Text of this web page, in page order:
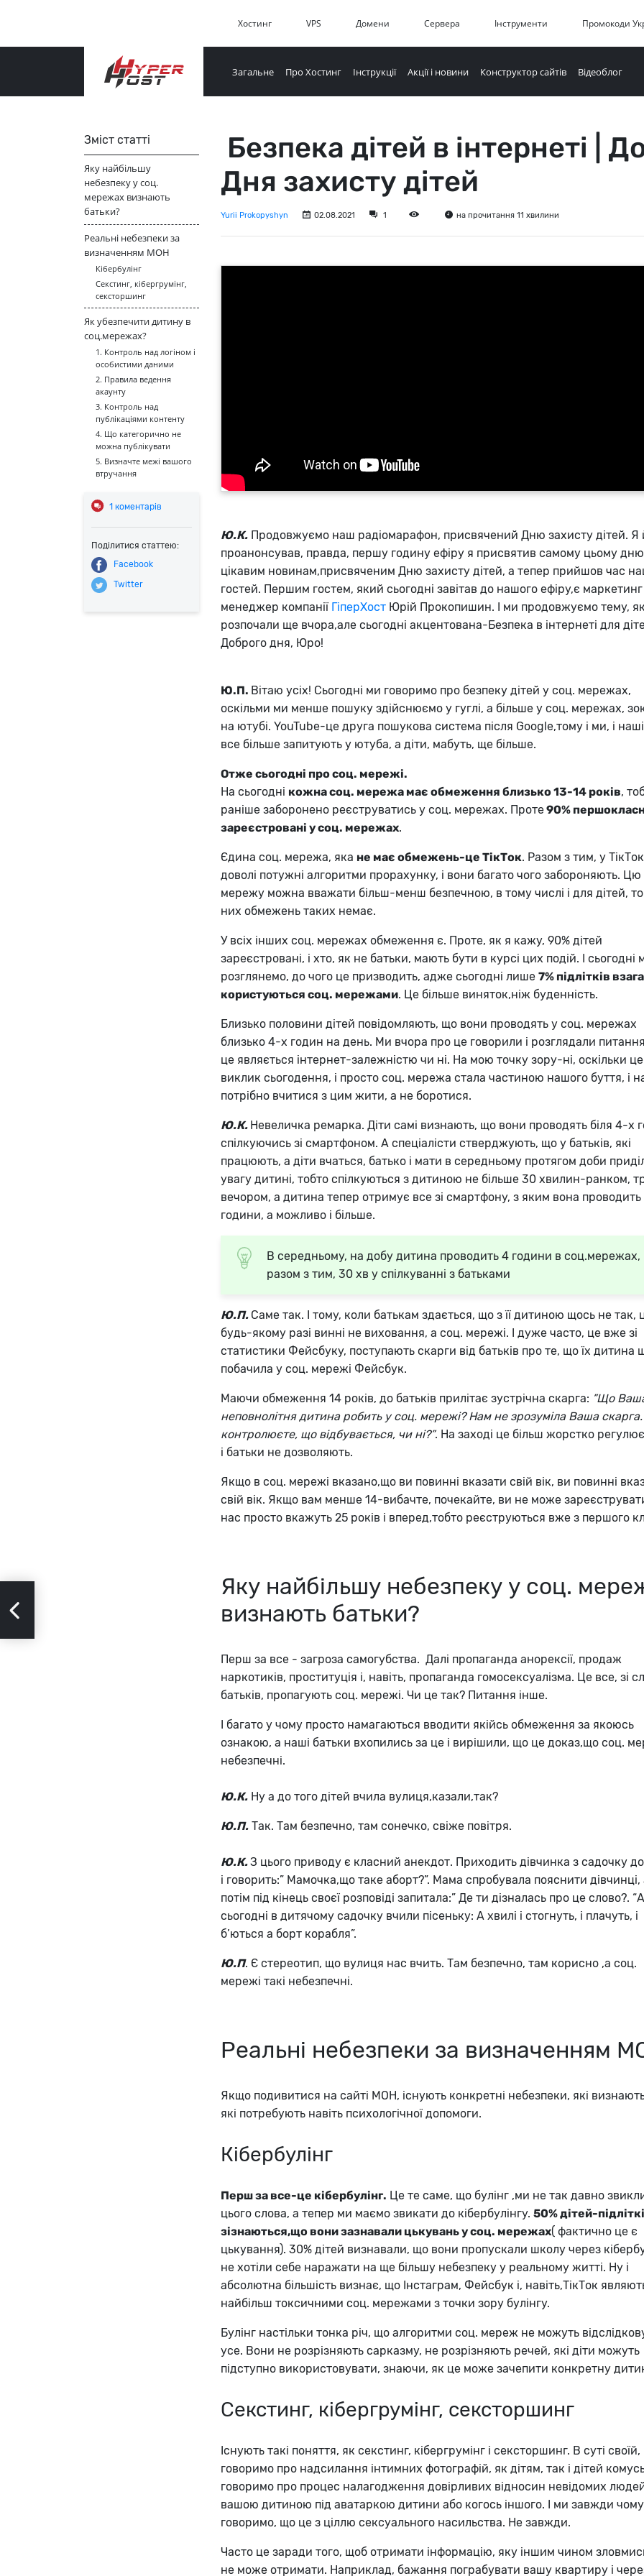
Хостинг VPS Домени Сервера Інструменти Промокоди
Загальне Про Хостинг Інструкції Акції і новини Конструктор сайтів Відеоблог
Зміст статті
Яку найбільшу
небезпеку у соц.
мережах визнають
батьки?
Реальні небезпеки за
визначенням МОН
Кібербулінг
Секстинг, кібергрумінг,
сексторшинг
Як убезпечити дитину в
соц.мережах?
1. Контроль над логіном і
особистими даними
2. Правила ведення
акаунту
3. Контроль над
публікаціями контенту
4. Що категорично не
можна публікувати
5. Визначте межі вашого
втручання
1коментарів
Поділитися статтею:
Facebook
Twitter
Безпека дітей в інтернеті |
Дня захисту дітей
Yurii Prokopyshyn 02.08.2021 1 на прочитання 11 хвилини
Ю.К. Продовжуємо наш радіомарафон, присвячений Дню захисту дітей. Я
проанонсував, правда, першу годину ефіру я присвятив самому цьому дню
цікавим новинам,присвяченим Дню захисту дітей, а тепер прийшов час
гостей. Першим гостем, який сьогодні завітав до нашого ефіру,є маркетинг
менеджер компанії ГіперХост Юрій Прокопишин. І ми продовжуємо тему,
розпочали ще вчора,але сьогодні акцентована-Безпека в інтернеті для
Доброго дня, Юро!
Ю.П. Вітаю усіх! Сьогодні ми говоримо про безпеку дітей у соц. мережах,
оскільми ми менше пошуку здійснюємо у гуглі, а більше у соц. мережах,
на ютубі. YouTube-це друга пошукова система після Google,тому і ми, і наші
все більше запитують у ютуба, а діти, мабуть, ще більше.
Отже сьогодні про соц. мережі.
На сьогодні кожна соц. мережа має обмеження близько 13-14 років,
раніше заборонено реєструватись у соц. мережах. Проте90%
зареєстровані у соц. мережах.
Єдина соц. мережа, яка не має обмежень-це ТікТок. Разом з тим, у ТікТок
доволі потужні алгоритми прорахунку, і вони багато чого забороняють. Цю
мережу можна вважати більш-менш безпечною, в тому числі і для дітей,
них обмежень таких немає.
У всіх інших соц. мережах обмеження є. Проте, як я кажу, 90% дітей
зареєстровані, і хто, як не батьки, мають бути в курсі цих подій. І сьогодні
розглянемо, до чого це призводить, адже сьогодні лише 7% підлітків
користуються соц. мережами. Це більше виняток,ніж буденність.
Близько половини дітей повідомляють, що вони проводять у соц. мережах
близько 4-х годин на день. Ми вчора про це говорили і розглядали
це являється інтернет-залежністю чи ні. На мою точку зору-ні, оскільки це
виклик сьогодення, і просто соц. мережа стала частиною нашого буття, і
потрібно вчитися з цим жити, а не боротися.
Ю.К. Невеличка ремарка. Діти самі визнають, що вони проводять біля 4-х
спілкуючись зі смартфоном. А спеціалісти стверджують, що у батьків, які
працюють, а діти вчаться, батько і мати в середньому протягом доби
увагу дитині, тобто спілкуються з дитиною не більше 30 хвилин-ранком,
вечором, а дитина тепер отримує все зі смартфону, з яким вона проводить
години, а можливо і більше.
В середньому, на добу дитина проводить 4 години в соц.мережах,
разом з тим, 30 хв у спілкуванні з батьками
Ю.П. Саме так. І тому, коли батькам здається, що з її дитиною щось не так,
будь-якому разі винні не виховання, а соц. мережі. І дуже часто, це вже зі
статистики Фейсбуку, поступають скарги від батьків про те, що їх дитина
побачила у соц. мережі Фейсбук.
Маючи обмеження 14 років, до батьків прилітає зустрічна скарга: ”Що
неповнолітня дитина робить у соц. мережі? Нам не зрозуміла Ваша
контролюєте, що відбувається, чи ні?”. На заході це більш жорстко
і батьки не дозволяють.
Якщо в соц. мережі вказано,що ви повинні вказати свій вік, ви повинні
свій вік. Якщо вам менше 14-вибачте, почекайте, ви не може
нас просто вкажуть 25 років і вперед,тобто реєструються вже з першого
Яку найбільшу небезпеку у соц.
визнають батьки?
Перш за все - загроза самогубства. Далі пропаганда анорексії, продаж
наркотиків, проституція і, навіть, пропаганда гомосексуалізма. Це все, зі
батьків, пропагують соц. мережі. Чи це так? Питання інше.
І багато у чому просто намагаються вводити якійсь обмеження за якоюсь
ознакою, а наші батьки вхопились за це і вирішили, що це доказ,що соц.
небезпечні.
Ю.К. Ну а до того дітей вчила вулиця,казали,так?
Ю.П. Так. Там безпечно, там сонечко, свіже повітря.
Ю.К.З цього приводу є класний анекдот. Приходить дівчинка з садочку
і говорить:” Мамочка,що таке аборт?”. Мама спробувала пояснити дівчинці,
потім під кінець своєї розповіді запитала:” Де ти дізналась про це слово?.
сьогодні в дитячому садочку вчили пісеньку: А хвилі і стогнуть, і плачуть, і
б’ються а борт корабля”.
Ю.П. Є стереотип, що вулиця нас вчить. Там безпечно, там корисно ,а соц.
мережі такі небезпечні.
Реальні небезпеки за визначенням
Якщо подивитися на сайті МОН, існують конкретні небезпеки, які
які потребують навіть психологічної допомоги.
Кібербулінг
Перш за все-це кібербулінг. Це те саме, що булінг ,ми не так давно
цього слова, а тепер ми маємо звикати до кібербулінгу. 50% дітей-
зізнаються,що вони зазнавали цькувань у соц. мережах( фактично це є
цькування). 30% дітей визнавали, що вони пропускали школу через
не хотіли себе наражати на ще більшу небезпеку у реальному житті. Ну і
абсолютна більшість визнає, що Інстаграм, Фейсбук і, навіть,ТікТок
найбільш токсичними соц. мережами з точки зору булінгу.
Булінг настільки тонка річ, що алгоритми соц. мереж не можуть
усе. Вони не розрізняють сарказму, не розрізняють речей, які діти можуть
підступно використовувати, знаючи, як це може зачепити конкретну
Секстинг, кібергрумінг, сексторшинг
Існують такі поняття, як секстинг, кібергрумінг і сексторшинг. В суті
говоримо про надсилання інтимних фотографій, як дітям, так і дітей
говоримо про процес налагодження довірливих відносин невідомих
вашою дитиною під аватаркою дитини або когось іншого. І ми завжди
говоримо, що це з ціллю сексуального насильства. Не завжди.
Часто це заради того, щоб отримати інформацію, яку іншим чином
не може отримати. Наприклад, бажання пограбувати вашу квартиру і